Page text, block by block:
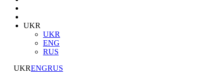
UKR
UKR
ENG
RUS
UKRENGRUS